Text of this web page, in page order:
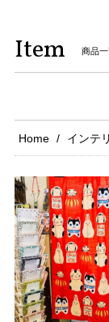
Item 商品
Home インテ